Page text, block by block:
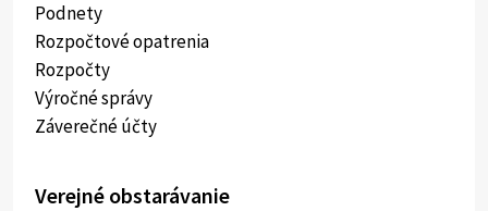
Podnety
Rozpočtové opatrenia
Rozpočty
Výročné správy
Záverečné účty
Verejné obstarávanie